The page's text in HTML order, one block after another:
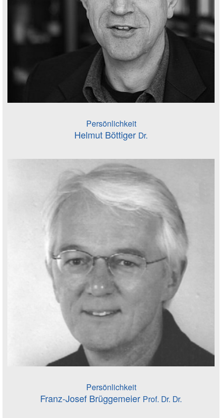
Persönlichkeit
Helmut Böttiger Dr.
Persönlichkeit
Franz-Josef Brüggemeier Prof. Dr. Dr.